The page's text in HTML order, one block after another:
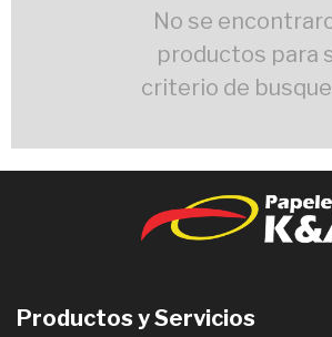
No se
productos para
criterio de
Productos y Servicios